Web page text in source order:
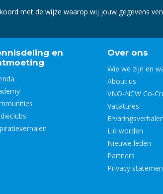
met de wijze waarop wij jouw gegevens
en
Over ons
Wie we zijn en
About us
VNO-NCW Co-
Vacatures
Ervaringsverhalen
Lid worden
Nieuwe leden
Partners
Privacy